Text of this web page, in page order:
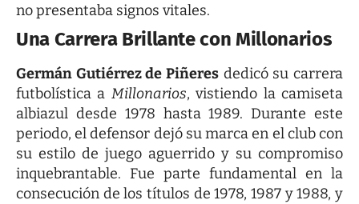
no presentaba signos vitales.
Una Carrera Brillante con Millonarios
Germán Gutiérrez de Piñeres dedicó su carrera
futbolística a Millonarios, vistiendo la camiseta
albiazul desde 1978 hasta 1989. Durante este
periodo, el defensor dejó su marca en el club con
su estilo de juego aguerrido y su compromiso
inquebrantable. Fue parte fundamental en la
consecución de los títulos de 1978, 1987 y 1988, y